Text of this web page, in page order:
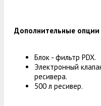
Дополнительные опции
Блок - фильтр PDX.
Электронный
ресивера.
500 л ресивер.